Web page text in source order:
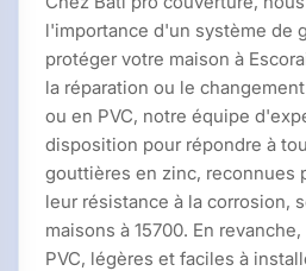
l'importance d'un système de
protéger votre maison à
la réparation ou le
ou en PVC, notre équipe
disposition pour répondre à
gouttières en zinc, reconnues
leur résistance à la corrosion,
maisons à 15700. En
PVC, légères et faciles à